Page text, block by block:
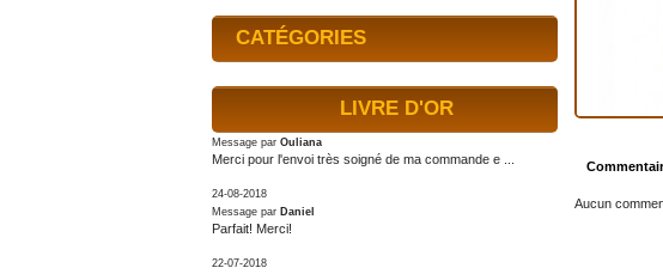
CATÉGORIES
LIVRE D'OR
Message par Ouliana
Merci pour l'envoi très soigné de ma commande e ...
24-08-2018
Message par Daniel
Parfait! Merci!
22-07-2018
Aucun